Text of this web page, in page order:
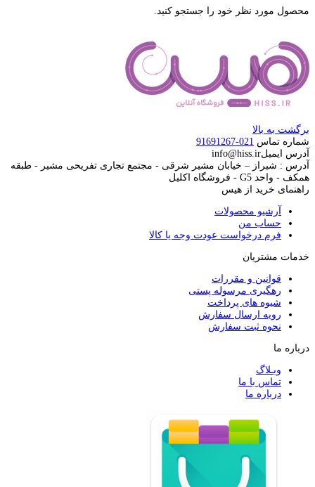
محصول مورد نظر خود را جستجو کنید.
برگشت به بالا
شماره تماس 021-91691267
آدرس ایمیلinfo@hiss.ir
آدرس : شیراز – خیابان مشیر شرقی - مجتمع تجاری تفریحی مشیر - طبقه
همکف - واحد G5 - فروشگاه اکلیل
راهنمای خرید از هیس
آرشیو محصولات
حساب من
فرم درخواست عودت وجه یا کالا
خدمات مشتریان
قوانین و مقررات
رهگیری مرسوله پستی
شیوه های پرداخت
رویه ارسال سفارش
نحوه ثبت سفارش
درباره ما
وبـلاگ
تماس با ما
درباره ما